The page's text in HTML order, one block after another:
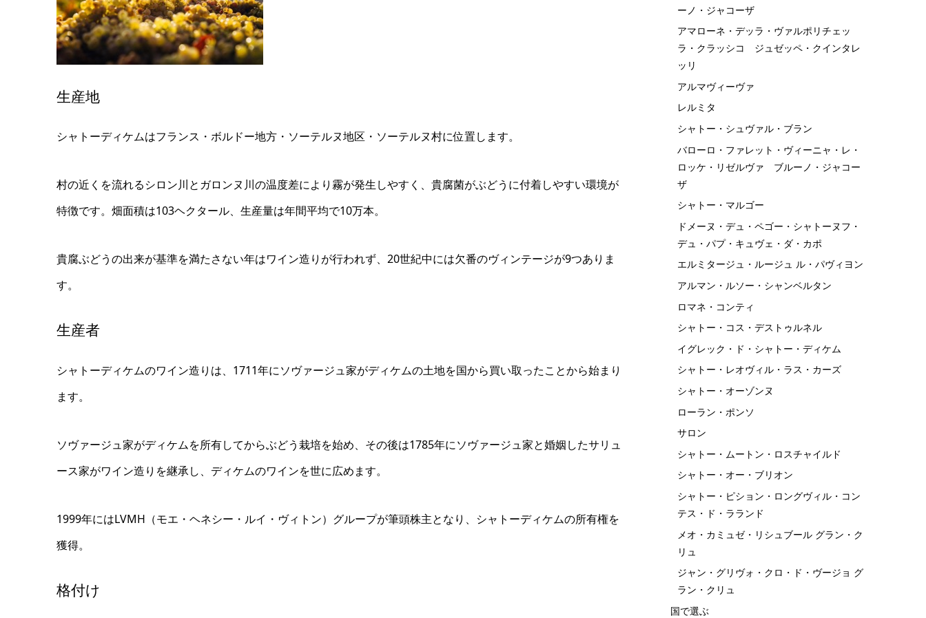
生産地
シャトーディケムはフランス・ボルドー地方・ソーテルヌ地区・ソーテルヌ村に位置します。
村の近くを流れるシロン川とガロンヌ川の温度差により霧が発生しやすく、貴腐菌がぶどうに付着しやすい環境が
特徴です。畑面積は103ヘクタール、生産量は年間平均で10万本。
貴腐ぶどうの出来が基準を満たさない年はワイン造りが行われず、20世紀中には欠番のヴィンテージが9つありま
す。
生産者
シャトーディケムのワイン造りは、1711年にソヴァージュ家がディケムの土地を国から買い取ったことから始まり
ます。
ソヴァージュ家がディケムを所有してからぶどう栽培を始め、その後は1785年にソヴァージュ家と婚姻したサリュ
ース家がワイン造りを継承し、ディケムのワインを世に広めます。
1999年にはLVMH（モエ・ヘネシー・ルイ・ヴィトン）グループが筆頭株主となり、シャトーディケムの所有権を
獲得。
格付け
ーノ・ジャコーザ
アマローネ・デッラ・ヴァルポリチェッ
ラ・クラッシコ ジュゼッペ・クインタレ
ッリ
アルマヴィーヴァ
レルミタ
シャトー・シュヴァル・ブラン
バローロ・ファレット・ヴィーニャ・レ・
ロッケ・リゼルヴァ ブルーノ・ジャコー
ザ
シャトー・マルゴー
ドメーヌ・デュ・ペゴー・シャトーヌフ・
デュ・パプ・キュヴェ・ダ・カポ
エルミタージュ・ルージュ ル・パヴィヨン
アルマン・ルソー・シャンベルタン
ロマネ・コンティ
シャトー・コス・デストゥルネル
イグレック・ド・シャトー・ディケム
シャトー・レオヴィル・ラス・カーズ
シャトー・オーゾンヌ
ローラン・ポンソ
サロン
シャトー・ムートン・ロスチャイルド
シャトー・オー・ブリオン
シャトー・ピション・ロングヴィル・コン
テス・ド・ラランド
メオ・カミュゼ・リシュブール グラン・ク
リュ
ジャン・グリヴォ・クロ・ド・ヴージョ グ
ラン・クリュ
国で選ぶ